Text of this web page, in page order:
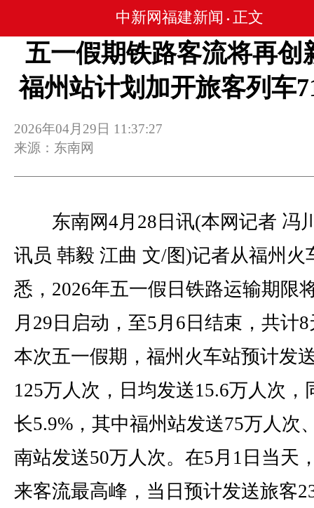
中新网福建新闻 • 正文
五一假期铁路客流将再创
福州站计划加开旅客列车
2026年04月29日 11:37:27
来源：东南网
东南网4月28日讯(本网记者 冯
讯员 韩毅 江曲 文/图)记者从福州火
悉，2026年五一假日铁路运输期限
月29日启动，至5月6日结束，共计
本次五一假期，福州火车站预计发
125万人次，日均发送15.6万人次，
长5.9%，其中福州站发送75万人次
南站发送50万人次。在5月1日当天
来客流最高峰，当日预计发送旅客